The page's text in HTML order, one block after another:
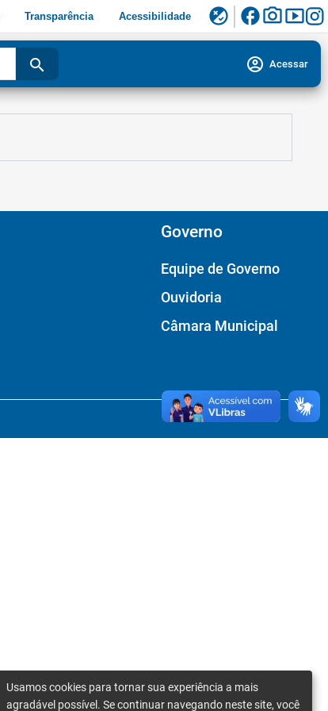
Transparência Acessibilidade flaky facebookphoto_camerasmart_display
search account_circle Acessar
Governo
Equipe de Governo
Ouvidoria
Câmara Municipal
Usamos cookies para tornar sua experiência a mais
agradável possível. Se continuar navegando neste site, você